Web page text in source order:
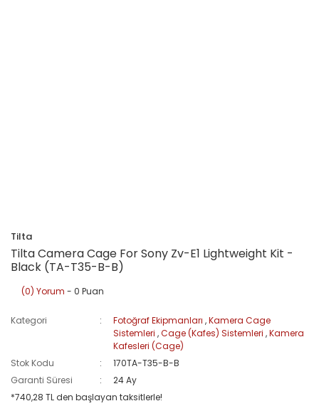
Tilta
Tilta Camera Cage For Sony Zv-E1 Lightweight Kit -
Black (TA-T35-B-B)
(0) Yorum - 0 Puan
Kategori Fotoğraf Ekipmanları ,Kamera Cage
Sistemleri ,Cage (Kafes) Sistemleri ,Kamera
Kafesleri (Cage)
Stok Kodu
170TA-T35-B-B
Garanti Süresi
24 Ay
*740,28 TL den başlayan taksitlerle!